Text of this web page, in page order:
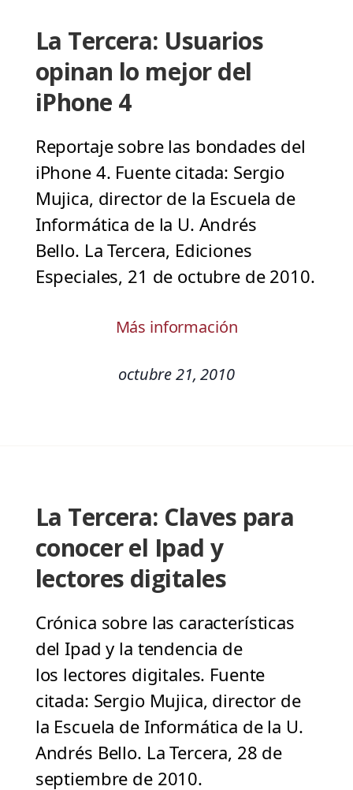
La Tercera: Usuarios
opinan lo mejor del
iPhone 4
Reportaje sobre las bondades del
iPhone 4. Fuente citada: Sergio
Mujica, director de la Escuela de
Informática de la U. Andrés
Bello. La Tercera, Ediciones
Especiales, 21 de octubre de 2010.
Más información
octubre 21, 2010
La Tercera: Claves para
conocer el Ipad y
lectores digitales
Crónica sobre las características
del Ipad y la tendencia de
los lectores digitales. Fuente
citada: Sergio Mujica, director de
la Escuela de Informática de la U.
Andrés Bello. La Tercera, 28 de
septiembre de 2010.